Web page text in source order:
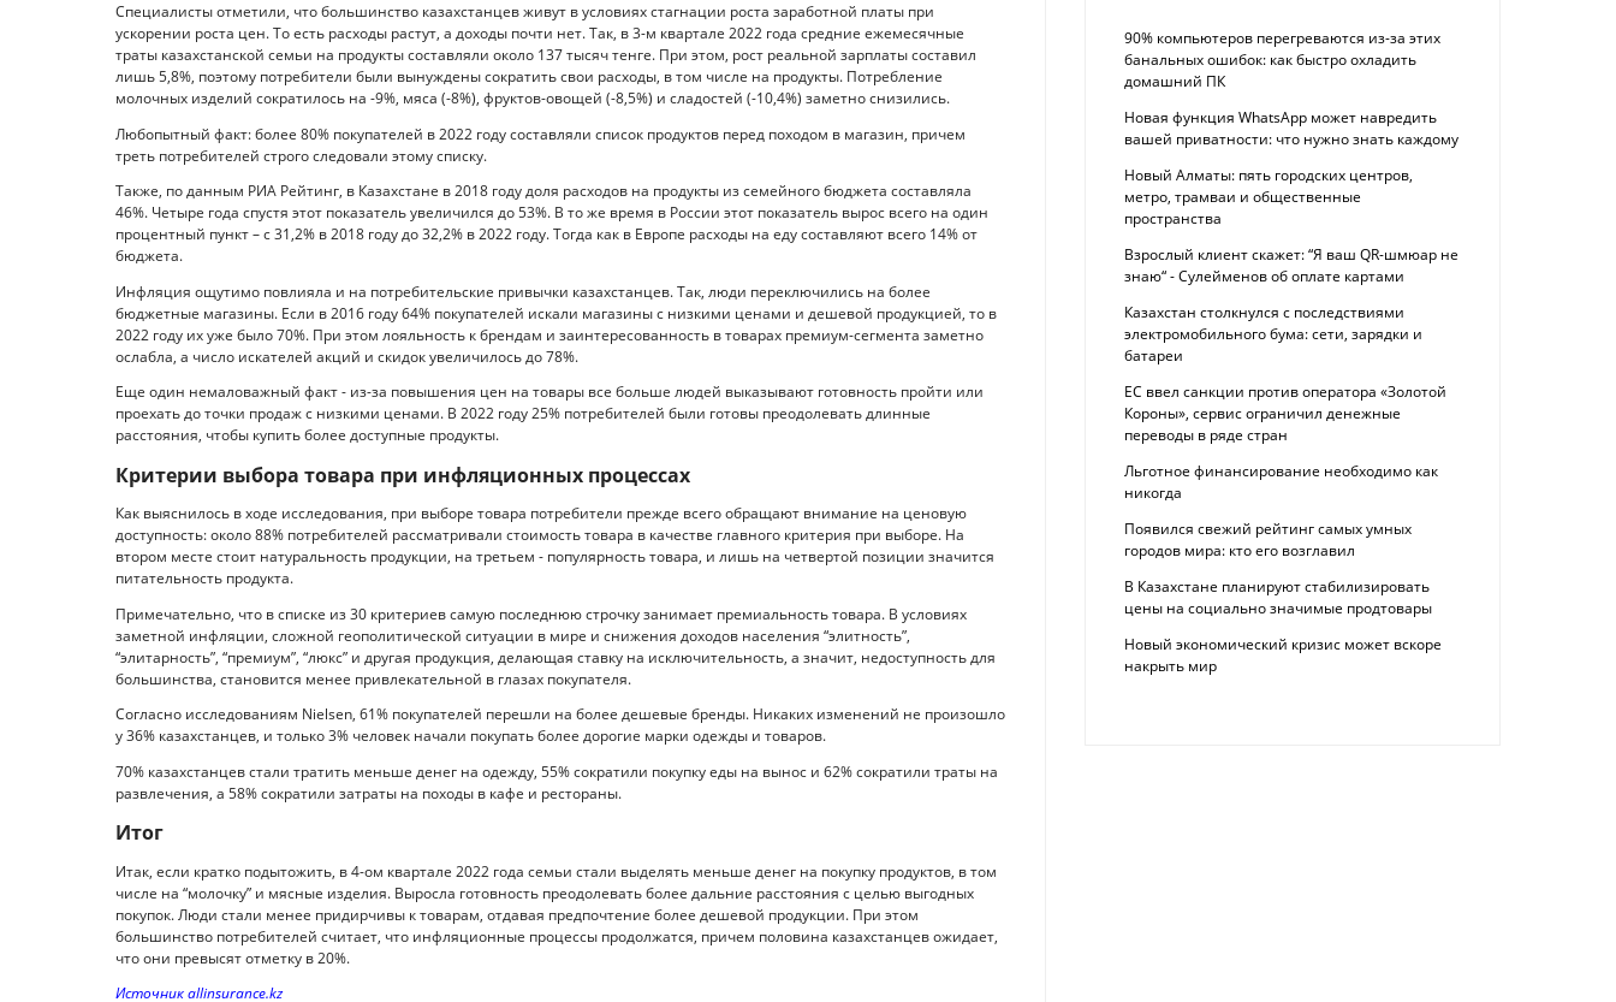
Специалисты отметили, что большинство казахстанцев живут в условиях стагнации роста заработной платы при
ускорении роста цен. То есть расходы растут, а доходы почти нет. Так, в 3-м квартале 2022 года средние ежемесячные
траты казахстанской семьи на продукты составляли около 137 тысяч тенге. При этом, рост реальной зарплаты составил
лишь 5,8%, поэтому потребители были вынуждены сократить свои расходы, в том числе на продукты. Потребление
молочных изделий сократилось на -9%, мяса (-8%), фруктов-овощей (-8,5%) и сладостей (-10,4%) заметно снизились.
Любопытный факт: более 80% покупателей в 2022 году составляли список продуктов перед походом в магазин, причем
треть потребителей строго следовали этому списку.
Также, по данным РИА Рейтинг, в Казахстане в 2018 году доля расходов на продукты из семейного бюджета составляла
46%. Четыре года спустя этот показатель увеличился до 53%. В то же время в России этот показатель вырос всего на один
процентный пункт – с 31,2% в 2018 году до 32,2% в 2022 году. Тогда как в Европе расходы на еду составляют всего 14% от
бюджета.
Инфляция ощутимо повлияла и на потребительские привычки казахстанцев. Так, люди переключились на более
бюджетные магазины. Если в 2016 году 64% покупателей искали магазины с низкими ценами и дешевой продукцией, то в
2022 году их уже было 70%. При этом лояльность к брендам и заинтересованность в товарах премиум-сегмента заметно
ослабла, а число искателей акций и скидок увеличилось до 78%.
Еще один немаловажный факт - из-за повышения цен на товары все больше людей выказывают готовность пройти или
проехать до точки продаж с низкими ценами. В 2022 году 25% потребителей были готовы преодолевать длинные
расстояния, чтобы купить более доступные продукты.
Критерии выбора товара при инфляционных процессах
Как выяснилось в ходе исследования, при выборе товара потребители прежде всего обращают внимание на ценовую
доступность: около 88% потребителей рассматривали стоимость товара в качестве главного критерия при выборе. На
втором месте стоит натуральность продукции, на третьем - популярность товара, и лишь на четвертой позиции значится
питательность продукта.
Примечательно, что в списке из 30 критериев самую последнюю строчку занимает премиальность товара. В условиях
заметной инфляции, сложной геополитической ситуации в мире и снижения доходов населения “элитность”,
“элитарность”, “премиум”, “люкс” и другая продукция, делающая ставку на исключительность, а значит, недоступность для
большинства, становится менее привлекательной в глазах покупателя.
Согласно исследованиям Nielsen, 61% покупателей перешли на более дешевые бренды. Никаких изменений не произошло
у 36% казахстанцев, и только 3% человек начали покупать более дорогие марки одежды и товаров.
70% казахстанцев стали тратить меньше денег на одежду, 55% сократили покупку еды на вынос и 62% сократили траты на
развлечения, а 58% сократили затраты на походы в кафе и рестораны.
Итог
Итак, если кратко подытожить, в 4-ом квартале 2022 года семьи стали выделять меньше денег на покупку продуктов, в том
числе на “молочку” и мясные изделия. Выросла готовность преодолевать более дальние расстояния с целью выгодных
покупок. Люди стали менее придирчивы к товарам, отдавая предпочтение более дешевой продукции. При этом
большинство потребителей считает, что инфляционные процессы продолжатся, причем половина казахстанцев ожидает,
что они превысят отметку в 20%.
Источник allinsurance.kz
90% компьютеров перегреваются из-за этих
банальных ошибок: как быстро охладить
домашний ПК
Новая функция WhatsApp может навредить
вашей приватности: что нужно знать каждому
Новый Алматы: пять городских центров,
метро, трамваи и общественные
пространства
Взрослый клиент скажет: “Я ваш QR-шмюар не
знаю“ - Сулейменов об оплате картами
Казахстан столкнулся с последствиями
электромобильного бума: сети, зарядки и
батареи
ЕС ввел санкции против оператора «Золотой
Короны», сервис ограничил денежные
переводы в ряде стран
Льготное финансирование необходимо как
никогда
Появился свежий рейтинг самых умных
городов мира: кто его возглавил
В Казахстане планируют стабилизировать
цены на социально значимые продтовары
Новый экономический кризис может вскоре
накрыть мир